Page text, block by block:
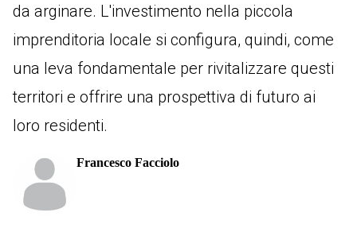
da arginare. L'investimento nella piccola
imprenditoria locale si configura, quindi, come
una leva fondamentale per rivitalizzare questi
territori e offrire una prospettiva di futuro ai
loro residenti.
Francesco Facciolo